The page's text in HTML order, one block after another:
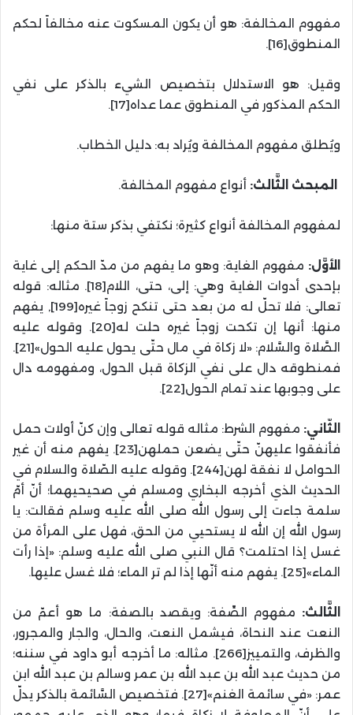
مفهوم المخالفة: هو أن يكون المسكوت عنه مخالفاً لحكم
المنطوق[16].
وقيل: هو الاستدلال بتخصيص الشيء بالذكر على نفي
الحكم المذكور في المنطوق عما عداه[17].
ويُطلق مفهوم المخالفة ويُراد به: دليل الخطاب.
المبحث الثَّالث: أنواع مفهوم المخالفة.
لمفهوم المخالفة أنواع كثيرة؛ نكتفي بذكر ستة منها:
الأوَّل: مفهوم الغاية: وهو ما يفهم من مدّ الحكم إلى غاية
بإحدى أدوات الغاية وهي: إلى، حتى، اللام[18]. مثاله: قوله
تعالى: فلا تحلّ له من بعد حتى تنكح زوجاً غيره[199], يفهم
منها: أنها إن تكحت زوجاً غيره حلت له[20]. وقوله عليه
الصَّلاة والسَّلام: «لا زكاة في مال حتّى يحول عليه الحول»[21].
فمنطوقه دال على نفي الزكاة قبل الحول، ومفهومه دال
على وجوبها عند تمام الحول[22].
الثّاني: مفهوم الشرط: مثاله قوله تعالى وإن كنّ أولات حمل
فأنفقوا عليهنّ حتّى يضعن حملهن[23]. يفهم منه أن غير
الحوامل لا نفقة لهن[244]. وقوله عليه الصّلاة والسلام في
الحديث الذي أخرجه البخاري ومسلم في صحيحيهما؛ أنّ أمّ
سلمة جاءت إلى رسول الله صلى الله عليه وسلم فقالت: يا
رسول الله إن الله لا يستحيي من الحق، فهل على المرأة من
غسل إذا احتلمت؟ قال النبي صلى الله عليه وسلم: «إذا رأت
الماء»[25]. يفهم منه أنّها إذا لم تر الماء؛ فلا غسل عليها.
الثَّالث: مفهوم الصِّفة: ويقصد بالصفة: ما هو أعمّ من
النعت عند النحاة، فيشمل النعت، والحال، والجار والمجرور،
والظرف، والتمييز[266]. مثاله: ما أخرجه أبو داود في سننه؛
من حديث عبد الله بن عبد الله بن عمر وسالم بن عبد الله ابن
عمر: «في سائمة الغنم»[27]. فتخصيص السَّائمة بالذكر يدلّ